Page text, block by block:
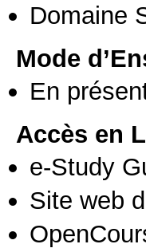
Domaine
Mode
En
Accès en
e-Study
Site web